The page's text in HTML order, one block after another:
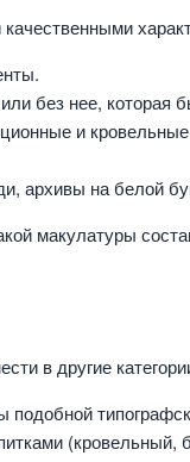
без нее, которая
и
архивы на белой
макулатуры
в другие
подобной
(кровельный,